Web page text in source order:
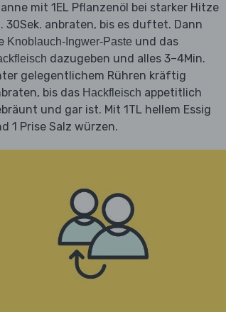
mit 1EL Pflanzenöl bei starker Hitze
30Sek. anbraten, bis es duftet. Dann
Knoblauch-Ingwer-Paste und das
dazugeben und alles 3–4Min.
gelegentlichem Rühren kräftig
bis das Hackfleisch appetitlich
und gar ist. Mit 1TL hellem Essig
1 Prise Salz würzen.